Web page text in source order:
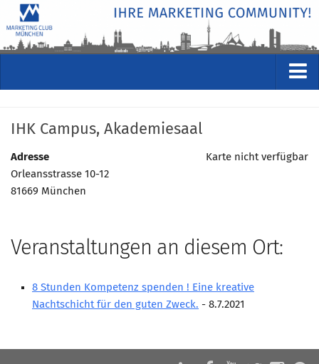
Kommende Veranstaltungen
Veranstaltungsformate
Wer wir sind
Geschäftsstelle
IHK Campus, Akademiesaal
Karte nicht verfügbar
Adresse
Orleansstrasse 10-12
81669 München
Veranstaltungen an diesem Ort:
8 Stunden Kompetenz spenden ! Eine kreative
Nachtschicht für den guten Zweck. - 8.7.2021